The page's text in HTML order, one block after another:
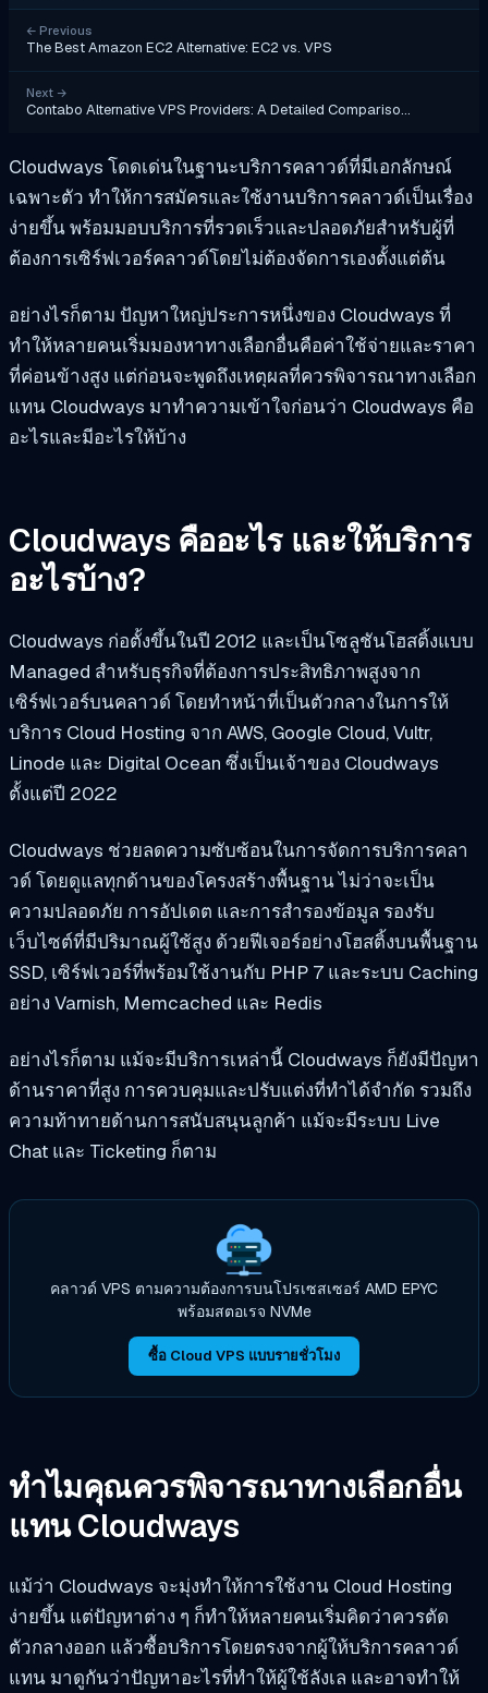
← Previous
The Best Amazon EC2 Alternative: EC2 vs. VPS
Next →
Contabo Alternative VPS Providers: A Detailed Compariso…
Cloudways โดดเด่นในฐานะบริการคลาวด์ที่มีเอกลักษณ์
เฉพาะตัว ทำให้การสมัครและใช้งานบริการคลาวด์เป็นเรื่อง
ง่ายขึ้น พร้อมมอบบริการที่รวดเร็วและปลอดภัยสำหรับผู้ที่
ต้องการเซิร์ฟเวอร์คลาวด์โดยไม่ต้องจัดการเองตั้งแต่ต้น
อย่างไรก็ตาม ปัญหาใหญ่ประการหนึ่งของ Cloudways ที่
ทำให้หลายคนเริ่มมองหาทางเลือกอื่นคือค่าใช้จ่ายและราคา
ที่ค่อนข้างสูง แต่ก่อนจะพูดถึงเหตุผลที่ควรพิจารณาทางเลือก
แทน Cloudways มาทำความเข้าใจก่อนว่า Cloudways คือ
อะไรและมีอะไรให้บ้าง
Cloudways คืออะไร และให้บริการ
อะไรบ้าง?
Cloudways ก่อตั้งขึ้นในปี 2012 และเป็นโซลูชันโฮสติ้งแบบ
Managed สำหรับธุรกิจที่ต้องการประสิทธิภาพสูงจาก
เซิร์ฟเวอร์บนคลาวด์ โดยทำหน้าที่เป็นตัวกลางในการให้
บริการ Cloud Hosting จาก AWS, Google Cloud, Vultr,
Linode และ Digital Ocean ซึ่งเป็นเจ้าของ Cloudways
ตั้งแต่ปี 2022
Cloudways ช่วยลดความซับซ้อนในการจัดการบริการคลา
วด์ โดยดูแลทุกด้านของโครงสร้างพื้นฐาน ไม่ว่าจะเป็น
ความปลอดภัย การอัปเดต และการสำรองข้อมูล รองรับ
เว็บไซต์ที่มีปริมาณผู้ใช้สูง ด้วยฟีเจอร์อย่างโฮสติ้งบนพื้นฐาน
SSD, เซิร์ฟเวอร์ที่พร้อมใช้งานกับ PHP 7 และระบบ Caching
อย่าง Varnish, Memcached และ Redis
อย่างไรก็ตาม แม้จะมีบริการเหล่านี้ Cloudways ก็ยังมีปัญหา
ด้านราคาที่สูง การควบคุมและปรับแต่งที่ทำได้จำกัด รวมถึง
ความท้าทายด้านการสนับสนุนลูกค้า แม้จะมีระบบ Live
Chat และ Ticketing ก็ตาม
คลาวด์ VPS ตามความต้องการบนโปรเซสเซอร์ AMD EPYC
พร้อมสตอเรจ NVMe
ซื้อ Cloud VPS แบบรายชั่วโมง
ทำไมคุณควรพิจารณาทางเลือกอื่น
แทน Cloudways
แม้ว่า Cloudways จะมุ่งทำให้การใช้งาน Cloud Hosting
ง่ายขึ้น แต่ปัญหาต่าง ๆ ก็ทำให้หลายคนเริ่มคิดว่าควรตัด
ตัวกลางออก แล้วซื้อบริการโดยตรงจากผู้ให้บริการคลาวด์
แทน มาดูกันว่าปัญหาอะไรที่ทำให้ผู้ใช้ลังเล และอาจทำให้